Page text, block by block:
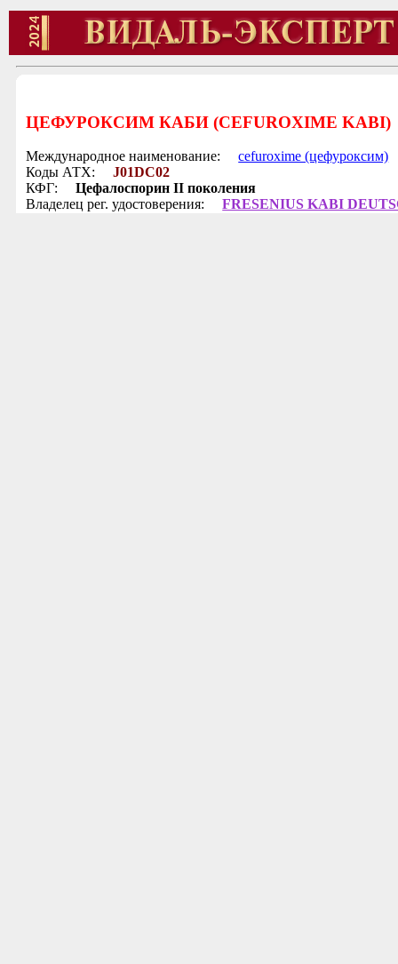
ЦЕФУРОКСИМ КАБИ (CEFUROXIME KABI)
Международное наименование:
cefuroxime (цефуроксим)
Коды АТХ:
J01DC02
КФГ:
Цефалоспорин II поколения
Владелец рег. удостоверения:
FRESENIUS KABI